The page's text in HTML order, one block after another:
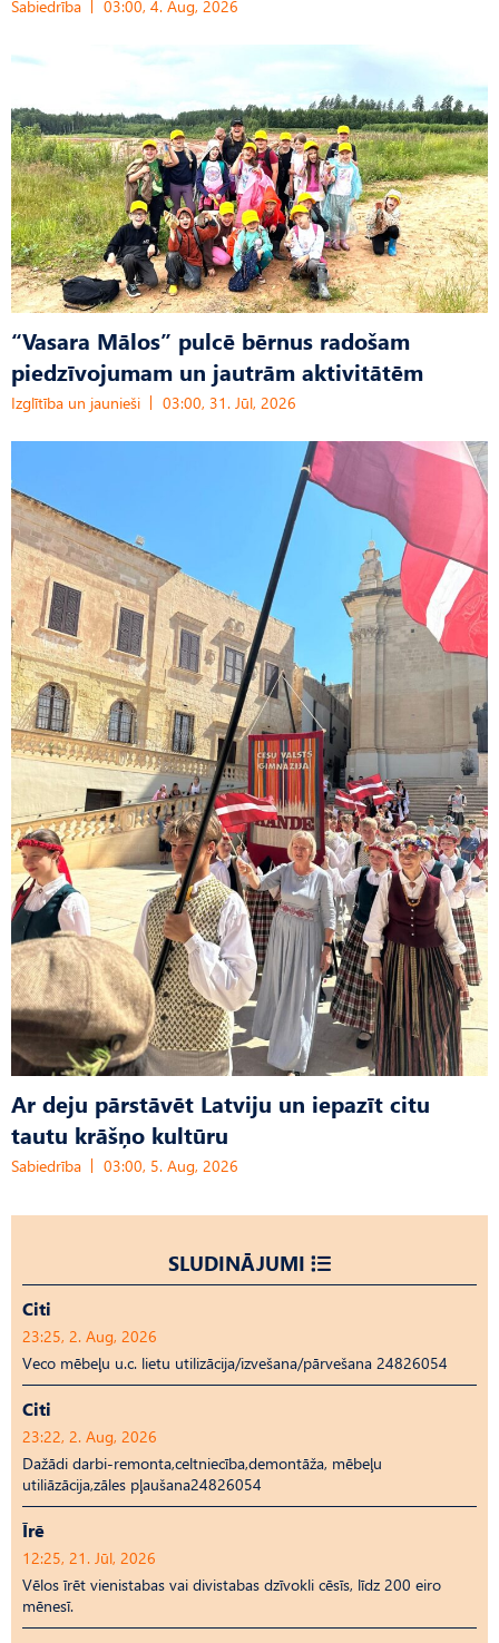
Sabiedrība 03:00, 4. Aug, 2026
“Vasara Mālos” pulcē bērnus radošam
piedzīvojumam un jautrām aktivitātēm
Izglītība un jaunieši 03:00, 31. Jūl, 2026
Ar deju pārstāvēt Latviju un iepazīt citu
tautu krāšņo kultūru
Sabiedrība 03:00, 5. Aug, 2026
SLUDINĀJUMI
Citi
23:25, 2. Aug, 2026
Veco mēbeļu u.c. lietu utilizācija/izvešana/pārvešana 24826054
Citi
23:22, 2. Aug, 2026
Dažādi darbi-remonta,celtniecība,demontāža, mēbeļu
utiliāzācija,zāles pļaušana24826054
Īrē
12:25, 21. Jūl, 2026
Vēlos īrēt vienistabas vai divistabas dzīvokli cēsīs, līdz 200 eiro
mēnesī.